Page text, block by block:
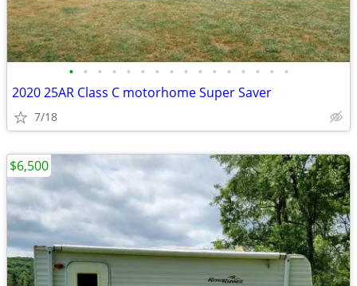
• • • • • • • • • • • • • • • •
2020 25AR Class C motorhome Super Saver
7/18
$6,500